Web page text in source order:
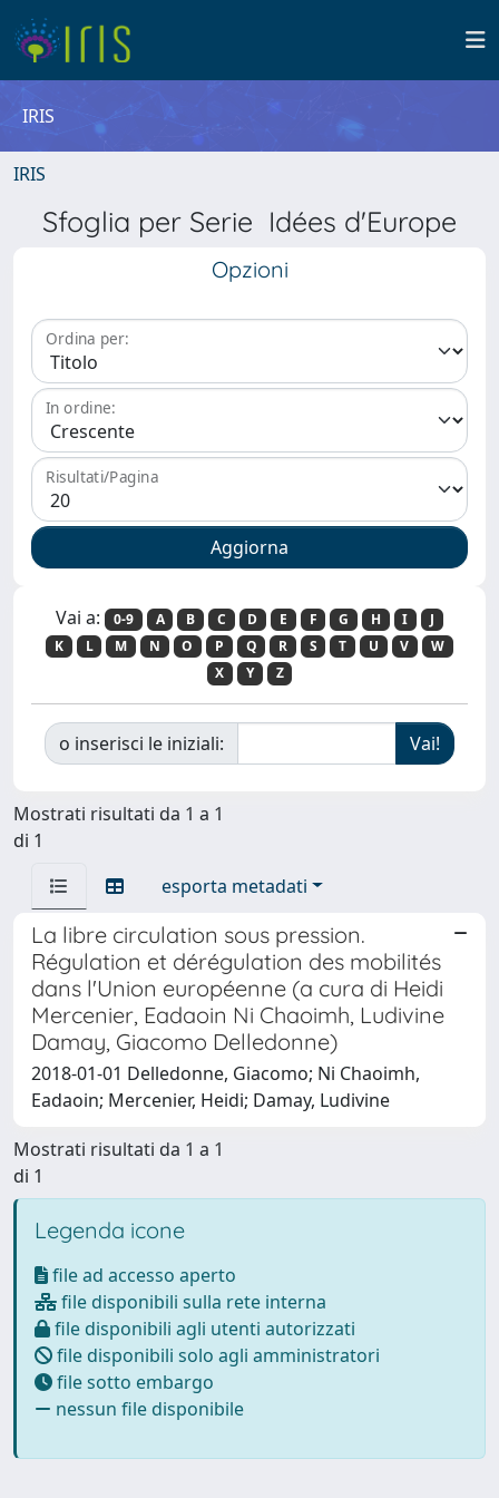
IRIS
IRIS
Sfoglia per Serie Idées d'Europe
Opzioni
Ordina per:
In ordine:
Risultati/Pagina
Vai a: 0-9 A B C D E F G H I
J
K
L M N O P Q R S T U V
W
X
Y Z
o inserisci le iniziali:
Mostrati risultati da 1 a 1
di 1
esporta metadati
La libre circulation sous pression.
Régulation et dérégulation des mobilités
dans l'Union européenne (a cura di Heidi
Mercenier, Eadaoin Ni Chaoimh, Ludivine
Damay, Giacomo Delledonne)
2018-01-01 Delledonne, Giacomo; Ni Chaoimh,
Eadaoin; Mercenier, Heidi; Damay, Ludivine
Mostrati risultati da 1 a 1
di 1
Legenda icone
file ad accesso aperto
file disponibili sulla rete interna
file disponibili agli utenti autorizzati
file disponibili solo agli amministratori
file sotto embargo
nessun file disponibile